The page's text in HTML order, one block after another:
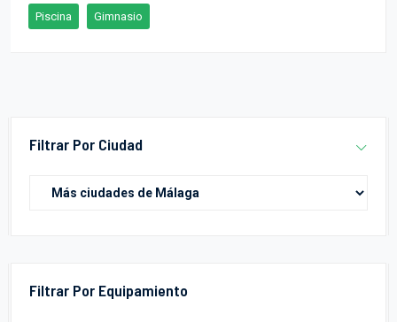
Filtrar Por Ciudad
Filtrar Por Equipamiento
Piscina Gimnasio